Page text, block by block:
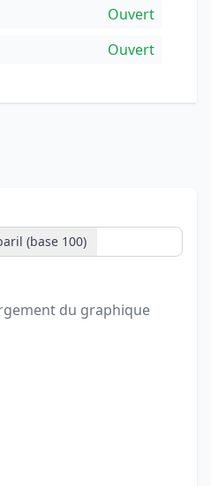
Ouvert
Ouvert
(base 100)
du graphique